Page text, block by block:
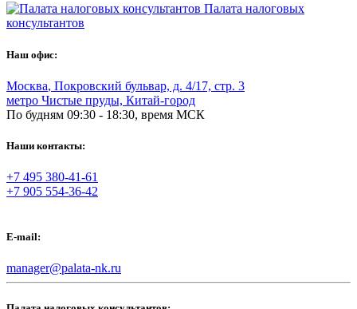
Палата налоговых
консультантов
Наш офис:
Москва, Покровский бульвар, д. 4/17, стр. 3
метро Чистые пруды, Китай-город
По будням 09:30 - 18:30, время МСК
Наши контакты:
+7 495 380-41-61
+7 905 554-36-42
E-mail:
manager@palata-nk.ru